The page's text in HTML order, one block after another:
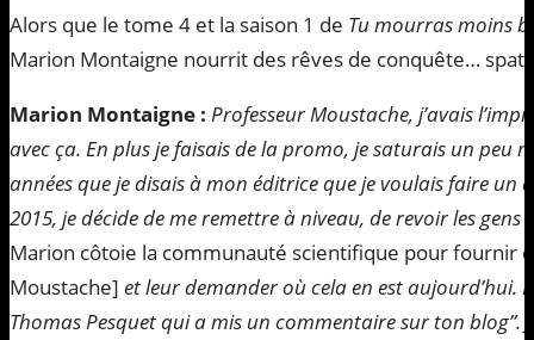
Alors que le tome 4 et la saison 1 de Tu mourras moins
Marion Montaigne nourrit des rêves de conquête…
Marion Montaigne : Professeur Moustache, j’avais
avec ça. En plus je faisais de la promo, je saturais un peu
années que je disais à mon éditrice que je voulais faire un
2015, je décide de me remettre à niveau, de revoir les gens
Marion côtoie la communauté scientifique pour fournir
Moustache] et leur demander où cela en est aujourd’hui.
Thomas Pesquet qui a mis un commentaire sur ton blog”.